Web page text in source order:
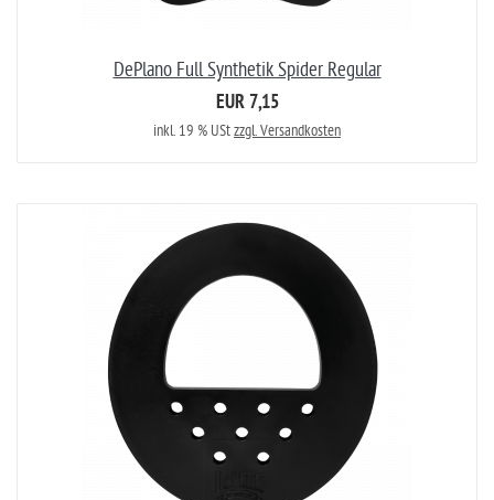
DePlano Full Synthetik Spider Regular
EUR 7,15
inkl. 19 % UStzzgl. Versandkosten